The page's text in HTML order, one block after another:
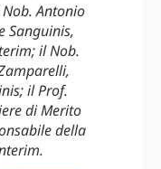
Antonio
Sanguinis,
il Nob.
il Prof.
di Merito
della